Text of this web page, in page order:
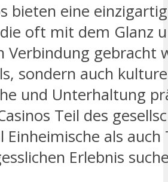
bieten eine
oft mit dem Glanz
Verbindung gebracht
sondern auch
und Unterhaltung
Teil des
Einheimische als
Erlebnis